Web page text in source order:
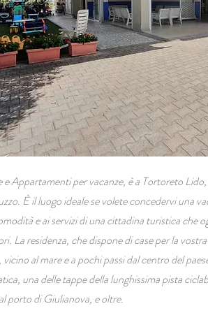
e Appartamenti per vacanze, è a Tortoreto
È il luogo ideale se volete concedervi una
e ai servizi di una cittadina turistica che
La residenza, che dispone di case per la
al mare e a pochi passi dal centro del
una delle tappe della lunghissima pista
porto di Giulianova, e oltre.